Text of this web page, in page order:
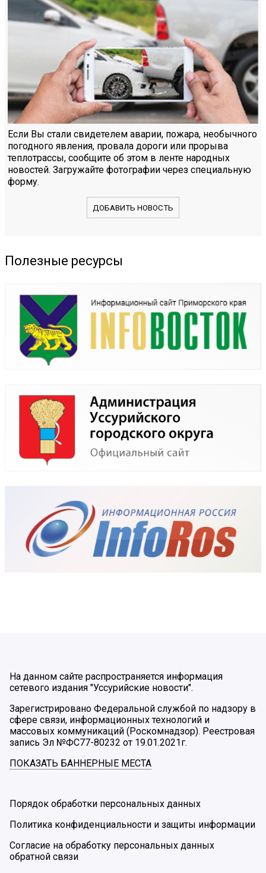
Если Вы стали свидетелем аварии, пожара, необычного
погодного явления, провала дороги или прорыва
теплотрассы, сообщите об этом в ленте народных
новостей. Загружайте фотографии через специальную
форму.
ДОБАВИТЬ НОВОСТЬ
Полезные ресурсы
На данном сайте распространяется информация
сетевого издания "Уссурийские новости".
Зарегистрировано Федеральной службой по надзору в
сфере связи, информационных технологий и
массовых коммуникаций (Роскомнадзор). Реестровая
запись Эл №ФС77-80232 от 19.01.2021г.
ПОКАЗАТЬ БАННЕРНЫЕ МЕСТА
Порядок обработки персональных данных
Политика конфиденциальности и защиты информации
Согласие на обработку персональных данных
обратной связи